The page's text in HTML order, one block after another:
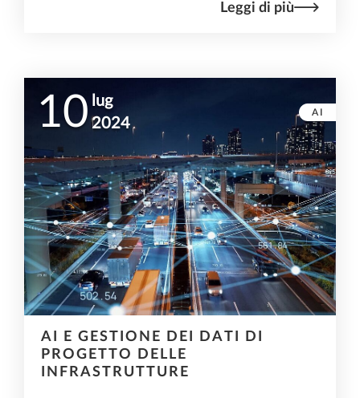
Leggi di più
10 lug
2024
AI
AI E GESTIONE DEI DATI DI
PROGETTO DELLE
INFRASTRUTTURE